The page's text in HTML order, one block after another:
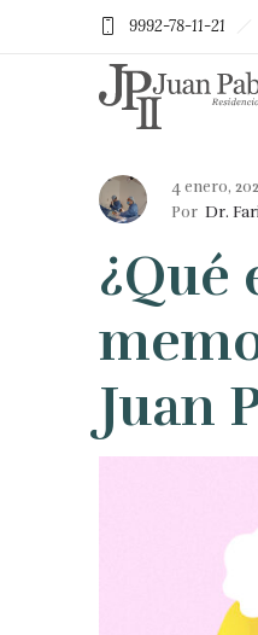
9992-78-11-21
4 enero,
Por Dr.
¿Qué
Juan